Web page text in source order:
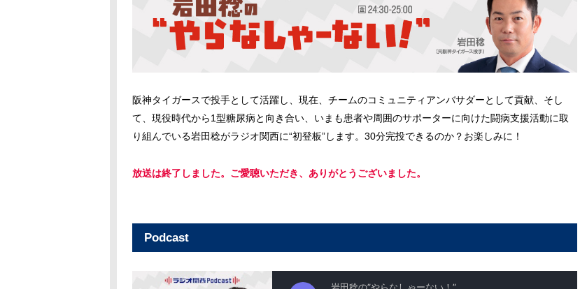
阪神タイガースで投手として活躍し、現在、チームのコミュニティアンバサダーとして貢献、そし
て、現役時代から1型糖尿病と向き合い、いまも患者や周囲のサポーターに向けた闘病支援活動に取
り組んでいる岩田稔がラジオ関西に“初登板”します。30分完投できるのか？お楽しみに！
放送は終了しました。ご愛聴いただき、ありがとうございました。
Podcast